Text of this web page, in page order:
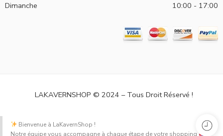
Dimanche
10:00 - 17:00
LAKAVERNSHOP © 2024 – Tous Droit Réservé !
Bienvenue à LaKavernShop !
Notre équipe vous accompagne à chaque étape de votre shopping